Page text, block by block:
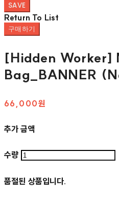
SAVE
Return To List
구매하기
[Hidden Worker]
Bag_BANNER
66,000원
추가 금액
수량
품절된 상품입니다.